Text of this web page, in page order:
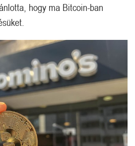
hogy ma Bitcoin-ban